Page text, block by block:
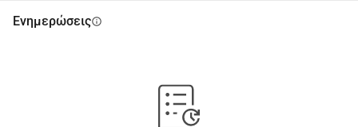
100% Μη κερδοσκοπικό
καθαρό πάθος και πεποίθηση.
Ενημερώσειςinfo